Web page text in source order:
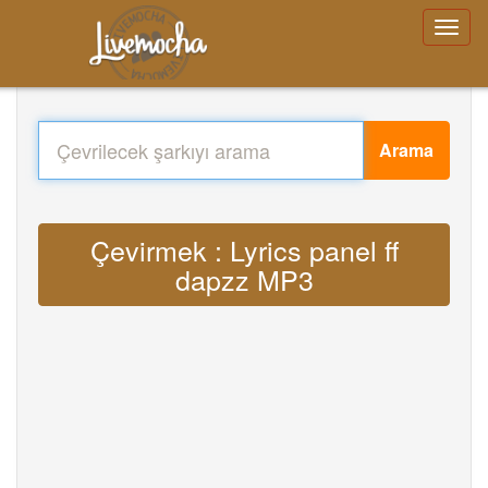
Arama
Çevirmek : Lyrics panel ff
dapzz MP3